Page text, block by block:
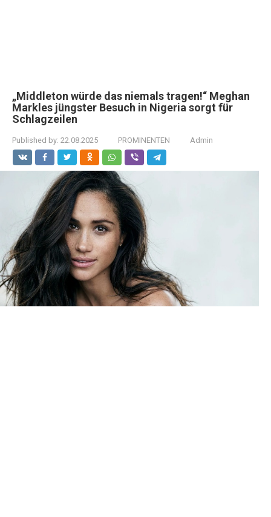
„Middleton würde das niemals tragen!“ Meghan
Markles jüngster Besuch in Nigeria sorgt für
Schlagzeilen
Published by: 22.08.2025 PROMINENTEN Admin